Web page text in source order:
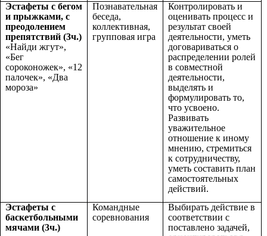
Эстафеты с бегом
и прыжками, с
преодолением
препятствий (3ч.)
«Найди жгут»,
«Бег
сороконожек», «12
палочек», «Два
мороза»
Познавательная
беседа,
коллективная,
групповая игра
Контролировать и
оценивать процесс и
результат своей
деятельности, уметь
договариваться о
распределении ролей
в совместной
деятельности,
выделять и
формулировать то,
что усвоено.
Развивать
уважительное
отношение к иному
мнению, стремиться
к сотрудничеству,
уметь составить план
самостоятельных
действий.
Эстафеты с
баскетбольными
мячами (3ч.)
Командные
соревнования
Выбирать действие в
соответствии с
поставлено задачей,